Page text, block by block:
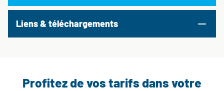
Liens & téléchargements
Profitez de vos tarifs dans votre